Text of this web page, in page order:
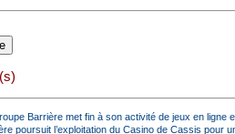
Barrière met fin à son activité de jeux en ligne
poursuit l’exploitation du Casino de Cassis pour